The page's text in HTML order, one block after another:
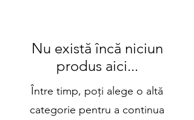
Nu există încă niciun
produs aici...
Între timp, poți alege o altă
categorie pentru a continua